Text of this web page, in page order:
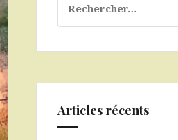
Articles récents